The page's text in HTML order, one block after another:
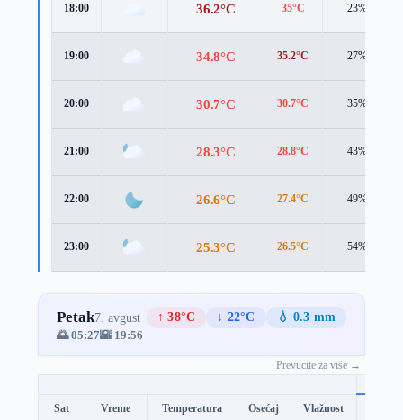
18:00 36.2°C 35°C 23%
19:00 34.8°C 35.2°C 27%
20:00 30.7°C 30.7°C 35%
21:00 28.3°C 28.8°C 43%
22:00 26.6°C 27.4°C 49%
23:00 25.3°C 26.5°C 54%
Petak7. avgust ↑ 38°C ↓ 22°C
💧 0.3 mm
🌅 05:27🌇 19:56
Prevucite za više →
Sat Vreme Temperatura Osećaj Vlažnost